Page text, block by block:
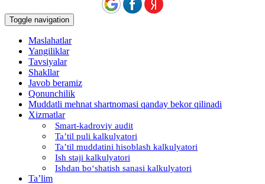
Toggle navigation
Maslahatlar
Yangiliklar
Tavsiyalar
Shakllar
Javob beramiz
Qonunchilik
Muddatli mehnat shartnomasi qanday bekor qilinadi
Xizmatlar
Smart-kadroviy audit
Ta’til puli kalkulyatori
Ta’til muddatini hisoblash kalkulyatori
Ish staji kalkulyatori
Ishdan boʻshatish sanasi kalkulyatori
Ta’lim